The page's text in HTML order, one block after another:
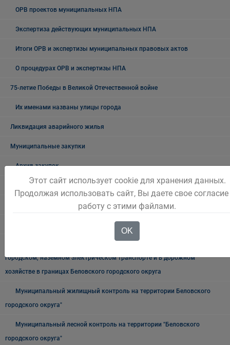
ОРВ проектов муниципальных НПА
Экспертиза действующих муниципальных НПА
Итоги ОРВ и экспертизы муниципальных правовых актов
О процедурах ОРВ и экспертизы НПА
75-летие Победы в Великой Отечественной войне
Их именами названы улицы города
Ликвидация аварийного жилья
Муниципальные закупки
Архив закупок
Информация для заказчиков
Муниципальный контроль
городском, наземном электрическом транспорте и в дорожном
хозяйстве в границах Беловского городского округа
Муниципальный жилищный контроль на территории Беловского
городского округа"
Муниципальный лесной контроль на территории "Беловского
городского округа"
Этот сайт использует cookie для хранения данных.
Продолжая использовать сайт, Вы даете свое
работу с этими файлами.
OK